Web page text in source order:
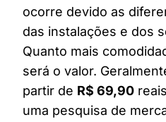
ocorre devido as
das instalações e dos
Quanto mais
será o valor.
partir de R$ 69,90
uma pesquisa de